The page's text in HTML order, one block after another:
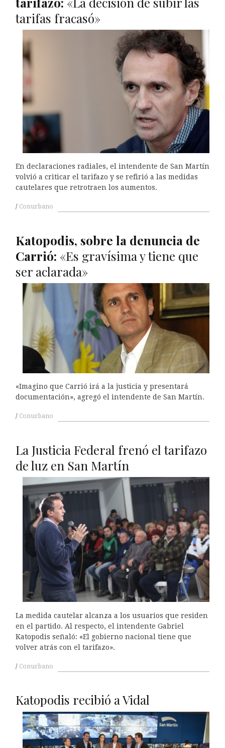
tarifas fracasó»
En declaraciones radiales, el intendente de San Martín
volvió a criticar el tarifazo y se refirió a las medidas
cautelares que retrotraen los aumentos.
Conurbano
Katopodis, sobre la denuncia de
Carrió: «Es gravísima y tiene que
ser aclarada»
«Imagino que Carrió irá a la justicia y presentará
documentación», agregó el intendente de San Martín.
Conurbano
La Justicia Federal frenó el tarifazo
de luz en San Martín
La medida cautelar alcanza a los usuarios que residen
en el partido. Al respecto, el intendente Gabriel
Katopodis señaló: «El gobierno nacional tiene que
volver atrás con el tarifazo».
Conurbano
Katopodis recibió a Vidal